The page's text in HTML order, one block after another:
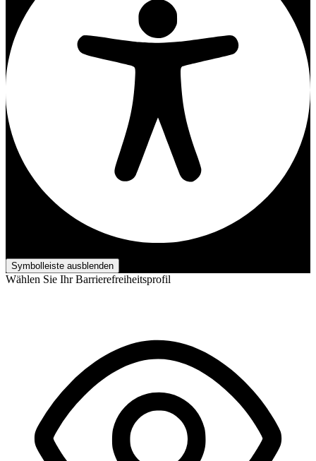
Symbolleiste ausblenden
Wählen Sie Ihr Barrierefreiheitsprofil